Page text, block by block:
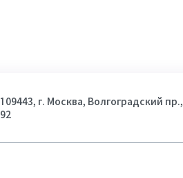
109443, г. Москва, Волгоградский пр.,
92